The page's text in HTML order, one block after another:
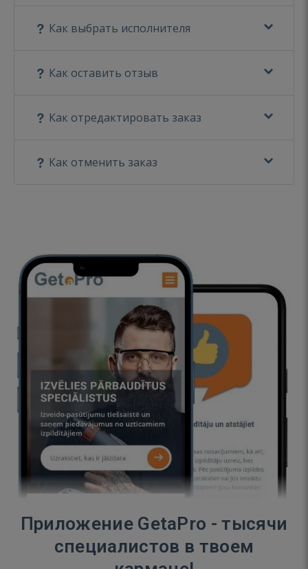
Как выбрать исполнителя
Как оставить отзыв
Как отредактировать заказ
Как отменить заказ
Приложение GetaPro - тысячи
специалистов в твоем